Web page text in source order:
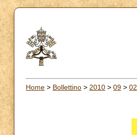
Home > Bollettino > 2010 > 09 > 02